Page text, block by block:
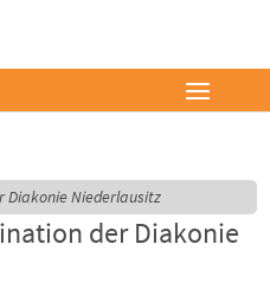
Diakonie Niederlausitz
der Diakonie